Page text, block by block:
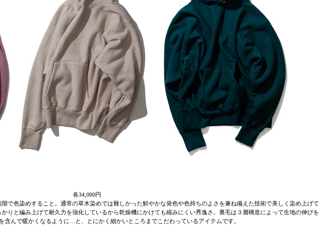
各34,000円
で色染めすること。通常の草木染めでは難しかった鮮やかな発色や色持ちのよさを兼ね備えた技術で美しく染め上げて
りと編み上げて耐久力を強化しているから乾燥機にかけても縮みにくい秀逸さ。裏毛は３層構造によって生地の伸びを
含んで暖かくなるように…と、とにかく細かいところまでこだわっているアイテムです。